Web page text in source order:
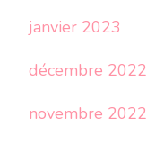
janvier 2023
décembre 2022
novembre 2022